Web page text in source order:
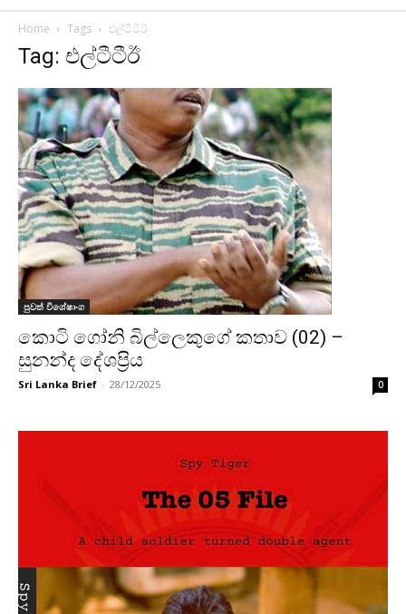
Home Tags එල්ටීටීඊ
Tag: එල්ටීටීඊ
පුවත් විශේෂාංග
කොටි ගෝනි බිල්ල‍ෙකුගේ කතාව (02) –
සුනන්ද දේශප්‍රිය
Sri Lanka Brief - 28/12/2025 0